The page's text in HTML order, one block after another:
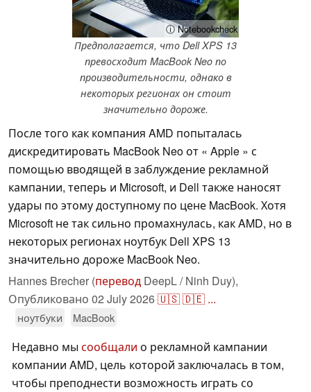
ⓘ Notebookcheck
Предполагается, что Dell XPS 13
превосходит MacBook Neo по
производительности, однако в
некоторых регионах он стоит
значительно дороже.
После того как компания AMD попыталась
дискредитировать MacBook Neo от « Apple » с
помощью вводящей в заблуждение рекламной
кампании, теперь и Microsoft, и Dell также наносят
удары по этому доступному по цене MacBook. Хотя
Microsoft не так сильно промахнулась, как AMD, но в
некоторых регионах ноутбук Dell XPS 13
значительно дороже MacBook Neo.
Hannes Brecher (перевод DeepL / Ninh Duy),
Опубликовано 02 July 2026🇺🇸🇩🇪 ...
ноутбуки MacBook
Недавно мы сообщали о рекламной кампании
компании AMD, цель которой заключалась в том,
чтобы преподнести возможность играть со